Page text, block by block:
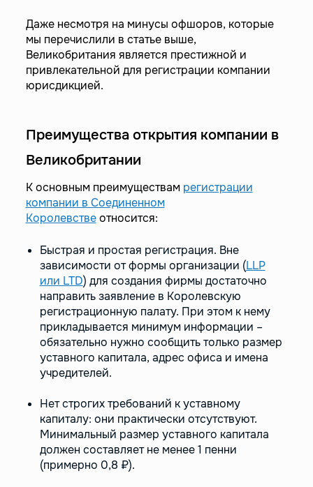
Даже несмотря на минусы офшоров, которые
мы перечислили в статье выше,
Великобритания является престижной и
привлекательной для регистрации компании
юрисдикцией.
Преимущества открытия компании в
Великобритании
К основным преимуществам регистрации
компании в Соединенном
Королевствеотносится:
Быстрая и простая регистрация. Вне
зависимости от формы организации (LLP
или LTD) для создания фирмы достаточно
направить заявление в Королевскую
регистрационную палату. При этом к нему
прикладывается минимум информации –
обязательно нужно сообщить только размер
уставного капитала, адрес офиса и имена
учредителей.
Нет строгих требований к уставному
капиталу: они практически отсутствуют.
Минимальный размер уставного капитала
должен составляет не менее 1 пенни
(примерно 0,8 ₽).